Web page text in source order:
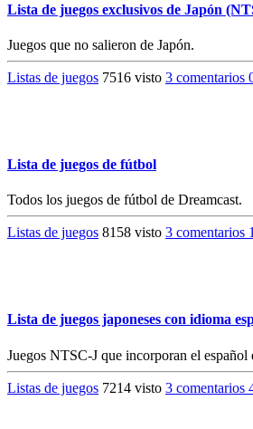
Lista de juegos exclusivos de Japón
Juegos que no salieron de Japón.
Listas de juegos 7516 visto 3 comentarios
Lista de juegos de fútbol
Todos los juegos de fútbol de Dreamcast.
Listas de juegos 8158 visto 3 comentarios
Lista de juegos japoneses con idioma
Juegos NTSC-J que incorporan el español
Listas de juegos 7214 visto 3 comentarios